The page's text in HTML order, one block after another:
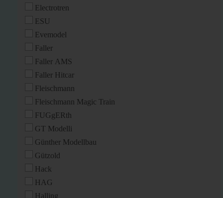
Electrotren
ESU
Evemodel
Faller
Faller AMS
Faller Hitcar
Fleischmann
Fleischmann Magic Train
FUGgERth
GT Modelli
Günther Modellbau
Gützold
Hack
HAG
Halling